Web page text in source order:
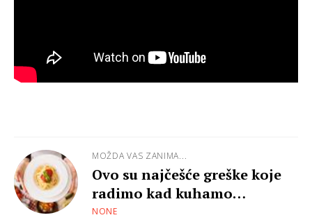
MOŽDA VAS ZANIMA...
Ovo su najčešće greške koje
radimo kad kuhamo
tjesteninu
NONE